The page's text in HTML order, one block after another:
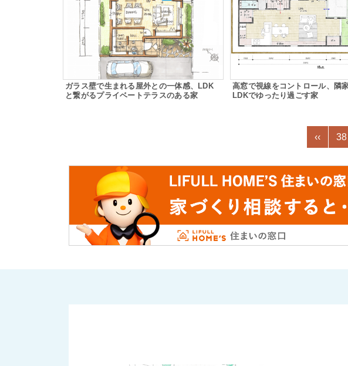
ガラス壁で生まれる屋外との一体感、LDK
と繋がるプライベートテラスのある家
高窓で視線をコントロール、隣
LDKでゆったり過ごす家
‹‹ 38